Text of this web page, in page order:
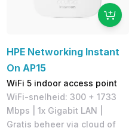
HPE Networking Instant
On AP15
WiFi 5 indoor access point
WiFi-snelheid: 300 + 1733
Mbps | 1x Gigabit LAN |
Gratis beheer via cloud of